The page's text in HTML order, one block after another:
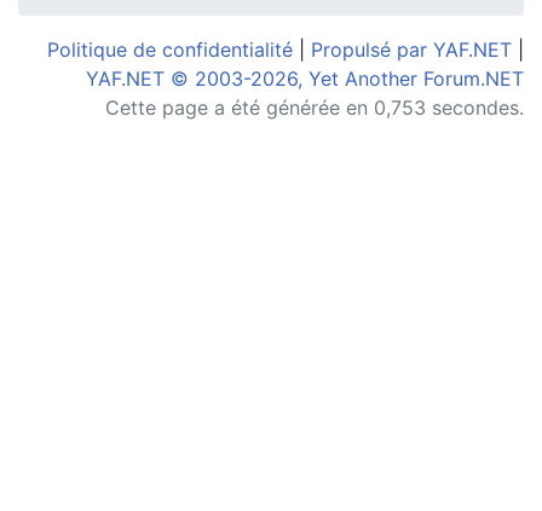
Politique de confidentialité Propulsé par YAF.NET
YAF.NET © 2003-2026, Yet Another Forum.NET
Cette page a été générée en 0,753 secondes.